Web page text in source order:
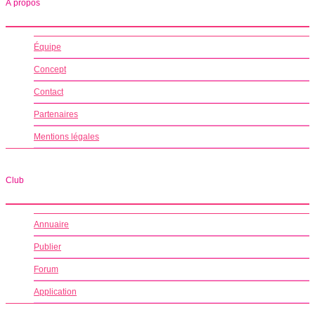
À propos
Équipe
Concept
Contact
Partenaires
Mentions légales
Club
Annuaire
Publier
Forum
Application